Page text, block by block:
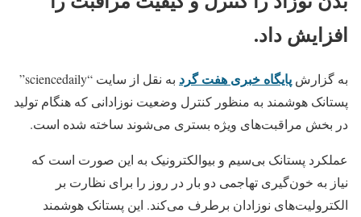
افزایش داد.
به گزارش پایگاه خبری هفت گرد
به نقل از سایت “sciencedaily”
پستانک هوشمند به منظور کنترل وضعیت نوزادانی که هنگام تولید
در بخش مراقبت‌های ویژه بستری می‌شوند ساخته شده است.
عملکرد پستانک بی‌سیم و بیوالکترونیک به این صورت است که
نیاز به خون‌گیری تهاجمی دو بار در روز را برای نظارت بر
الکترولیت‌های نوزادان برطرف می‌کند. این پستانک هوشمند